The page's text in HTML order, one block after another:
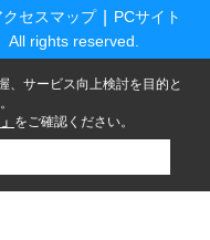
クセスマップ
PCサイト
All rights reserved.
、サービス向上検討を目的と
をご確認ください。